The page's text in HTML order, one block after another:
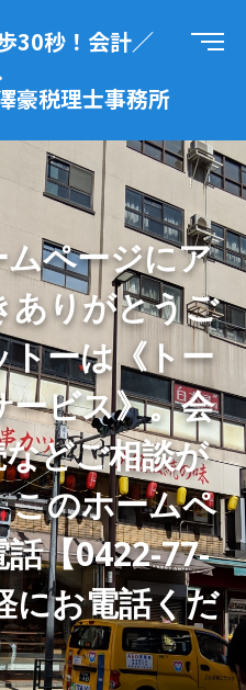
30秒！会計／
豪税理士事務所
ページにア
ありがとうご
ーは《トー
ビス》。会
どご相談が
このホームペ
【0422-77-
にお電話くだ